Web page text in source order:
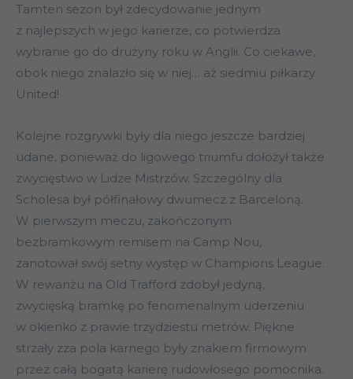
Tamten sezon był zdecydowanie jednym
z najlepszych w jego karierze, co potwierdza
wybranie go do drużyny roku w Anglii. Co ciekawe,
obok niego znalazło się w niej… aż siedmiu piłkarzy
United!
Kolejne rozgrywki były dla niego jeszcze bardziej
udane, ponieważ do ligowego triumfu dołożył także
zwycięstwo w Lidze Mistrzów. Szczególny dla
Scholesa był półfinałowy dwumecz z Barceloną.
W pierwszym meczu, zakończonym
bezbramkowym remisem na Camp Nou,
zanotował swój setny występ w Champions League.
W rewanżu na Old Trafford zdobył jedyną,
zwycięską bramkę po fenomenalnym uderzeniu
w okienko z prawie trzydziestu metrów. Piękne
strzały zza pola karnego były znakiem firmowym
przez całą bogatą karierę rudowłosego pomocnika.